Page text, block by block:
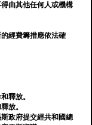
由其他任何人或機構
經費籌措應依法確
釋放。
放。
政府提交經共和國總